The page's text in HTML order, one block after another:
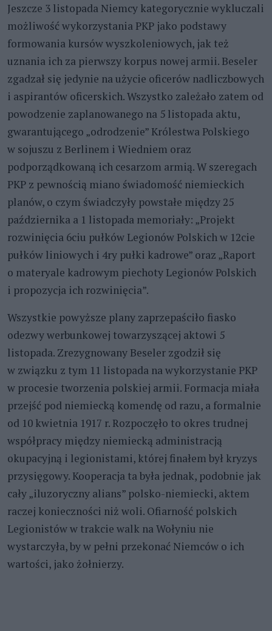
Jeszcze 3 listopada Niemcy kategorycznie wykluczali
możliwość wykorzystania PKP jako podstawy
formowania kursów wyszkoleniowych, jak też
uznania ich za pierwszy korpus nowej armii. Beseler
zgadzał się jedynie na użycie oficerów nadliczbowych
i aspirantów oficerskich. Wszystko zależało zatem od
powodzenie zaplanowanego na 5 listopada aktu,
gwarantującego „odrodzenie” Królestwa Polskiego
w sojuszu z Berlinem i Wiedniem oraz
podporządkowaną ich cesarzom armią. W szeregach
PKP z pewnością miano świadomość niemieckich
planów, o czym świadczyły powstałe między 25
października a 1 listopada memoriały: „Projekt
rozwinięcia 6ciu pułków Legionów Polskich w 12cie
pułków liniowych i 4ry pułki kadrowe” oraz „Raport
o materyale kadrowym piechoty Legionów Polskich
i propozycja ich rozwinięcia”.
Wszystkie powyższe plany zaprzepaściło fiasko
odezwy werbunkowej towarzyszącej aktowi 5
listopada. Zrezygnowany Beseler zgodził się
w związku z tym 11 listopada na wykorzystanie PKP
w procesie tworzenia polskiej armii. Formacja miała
przejść pod niemiecką komendę od razu, a formalnie
od 10 kwietnia 1917 r. Rozpoczęło to okres trudnej
współpracy między niemiecką administracją
okupacyjną i legionistami, której finałem był kryzys
przysięgowy. Kooperacja ta była jednak, podobnie jak
cały „iluzoryczny alians” polsko-niemiecki, aktem
raczej konieczności niż woli. Ofiarność polskich
Legionistów w trakcie walk na Wołyniu nie
wystarczyła, by w pełni przekonać Niemców o ich
wartości, jako żołnierzy.